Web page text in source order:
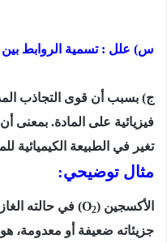
س) علل : تسمیة الروابط بین
ج) بسبب أن قوى التجاذب
فیزیائیة على المادة. بمعنى
تغیر في الطبیعة الكیمیائیة
مثال توضيحي:
الأكسجين (O2)
في حالته
جزیئاته ضعیفة أو معدومة،